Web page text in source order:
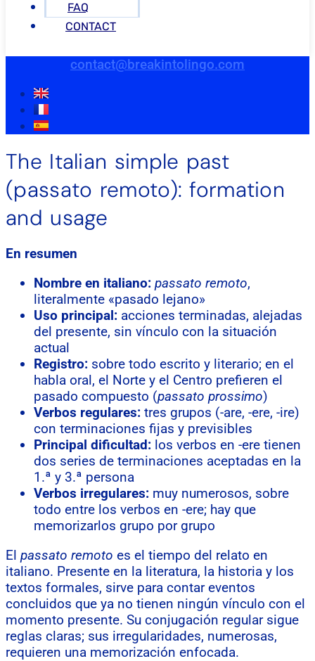
FAQ
CONTACT
contact@breakintolingo.com
The Italian simple past
(passato remoto): formation
and usage
En resumen
Nombre en italiano: passato remoto,
literalmente «pasado lejano»
Uso principal: acciones terminadas, alejadas
del presente, sin vínculo con la situación
actual
Registro: sobre todo escrito y literario; en el
habla oral, el Norte y el Centro prefieren el
pasado compuesto (passato prossimo)
Verbos regulares: tres grupos (-are, -ere, -ire)
con terminaciones fijas y previsibles
Principal dificultad: los verbos en -ere tienen
dos series de terminaciones aceptadas en la
1.ª y 3.ª persona
Verbos irregulares: muy numerosos, sobre
todo entre los verbos en -ere; hay que
memorizarlos grupo por grupo
El passato remoto es el tiempo del relato en
italiano. Presente en la literatura, la historia y los
textos formales, sirve para contar eventos
concluidos que ya no tienen ningún vínculo con el
momento presente. Su conjugación regular sigue
reglas claras; sus irregularidades, numerosas,
requieren una memorización enfocada.